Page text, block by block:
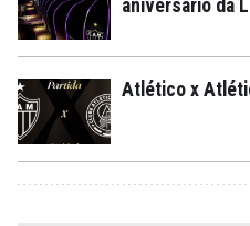
aniversário da
Atlético x